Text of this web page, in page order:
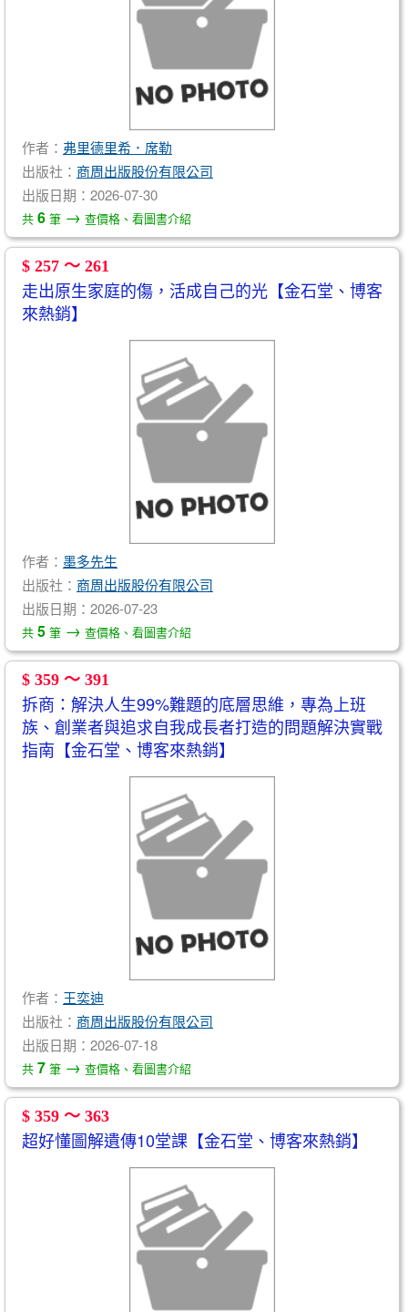
作者： 弗里德里希．席勒
出版社： 商周出版股份有限公司
出版日期：2026-07-30
共 6 筆 → 查價格、看圖書介紹
$ 257 ～ 261
走出原生家庭的傷，活成自己的光【金石堂、博客
來熱銷】
作者： 墨多先生
出版社： 商周出版股份有限公司
出版日期：2026-07-23
共 5 筆 → 查價格、看圖書介紹
$ 359 ～ 391
拆商：解決人生99%難題的底層思維，專為上班
族、創業者與追求自我成長者打造的問題解決實戰
指南【金石堂、博客來熱銷】
作者： 王奕迪
出版社： 商周出版股份有限公司
出版日期：2026-07-18
共 7 筆 → 查價格、看圖書介紹
$ 359 ～ 363
超好懂圖解遺傳10堂課【金石堂、博客來熱銷】